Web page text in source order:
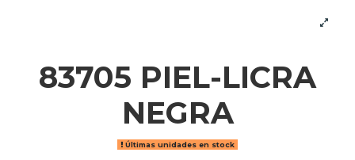
83705 PIEL-LICRA
NEGRA
Últimas unidades en stock